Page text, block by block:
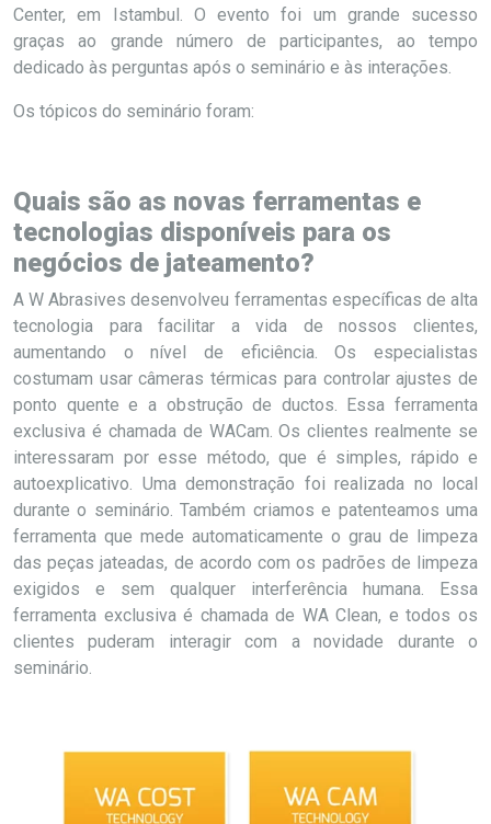
Center, em Istambul. O evento foi um grande sucesso
graças ao grande número de participantes, ao tempo
dedicado às perguntas após o seminário e às interações.
Os tópicos do seminário foram:
Quais são as novas ferramentas e
tecnologias disponíveis para os
negócios de jateamento?
A W Abrasives desenvolveu ferramentas específicas de alta
tecnologia para facilitar a vida de nossos clientes,
aumentando o nível de eficiência. Os especialistas
costumam usar câmeras térmicas para controlar ajustes de
ponto quente e a obstrução de ductos. Essa ferramenta
exclusiva é chamada de WACam. Os clientes realmente se
interessaram por esse método, que é simples, rápido e
autoexplicativo. Uma demonstração foi realizada no local
durante o seminário. Também criamos e patenteamos uma
ferramenta que mede automaticamente o grau de limpeza
das peças jateadas, de acordo com os padrões de limpeza
exigidos e sem qualquer interferência humana. Essa
ferramenta exclusiva é chamada de WA Clean, e todos os
clientes puderam interagir com a novidade durante o
seminário.